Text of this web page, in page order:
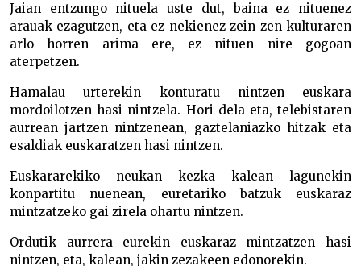
Jaian entzungo nituela uste dut, baina ez nituenez
arauak ezagutzen, eta ez nekienez zein zen kulturaren
arlo horren arima ere, ez nituen nire gogoan
aterpetzen.
Hamalau urterekin konturatu nintzen euskara
mordoilotzen hasi nintzela. Hori dela eta, telebistaren
aurrean jartzen nintzenean, gaztelaniazko hitzak eta
esaldiak euskaratzen hasi nintzen.
Euskararekiko neukan kezka kalean lagunekin
konpartitu nuenean, euretariko batzuk euskaraz
mintzatzeko gai zirela ohartu nintzen.
Ordutik aurrera eurekin euskaraz mintzatzen hasi
nintzen, eta, kalean, jakin zezakeen edonorekin.